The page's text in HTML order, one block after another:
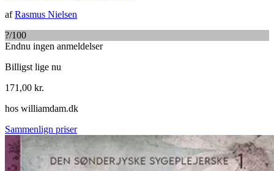
afRasmus Nielsen
?/100
Endnu ingen anmeldelser
Billigst lige nu
171,00 kr.
hos williamdam.dk
Sammenlign priser